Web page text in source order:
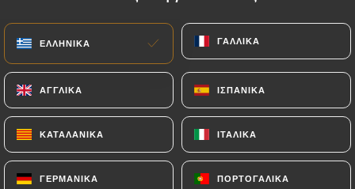
ΕΛΛΗΝΙΚΆ ΓΑΛΛΙΚΆ
ΑΓΓΛΙΚΆ ΙΣΠΑΝΙΚΆ
ΚΑΤΑΛΑΝΙΚΆ ΙΤΑΛΙΚΆ
ΓΕΡΜΑΝΙΚΆ ΠΟΡΤΟΓΑΛΙΚΆ
/
Επαφή
ΕΛΛΗΝΙΚΆ ΓΑΛΛΙΚΆ
ΑΓΓΛΙΚΆ ΙΣΠΑΝΙΚΆ
ΚΑΤΑΛΑΝΙΚΆ ΙΤΑΛΙΚΆ
ΓΕΡΜΑΝΙΚΆ ΠΟΡΤΟΓΑΛΙΚΆ